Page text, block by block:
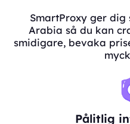
SmartProxy ger
Arabia så du kan
smidigare, bevaka
Pålitlig